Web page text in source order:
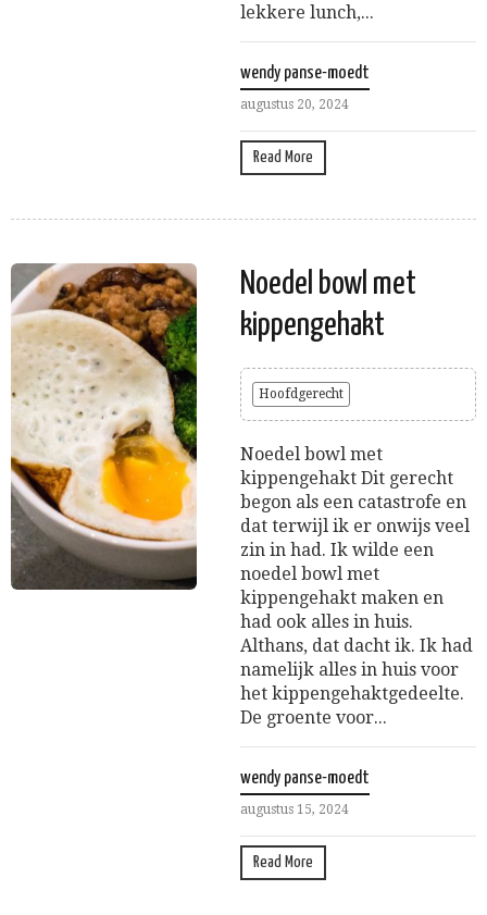
lekkere lunch,...
wendy panse-moedt
augustus 20, 2024
Read More
Noedel bowl met
kippengehakt
Hoofdgerecht
Noedel bowl met
kippengehakt Dit gerecht
begon als een catastrofe en
dat terwijl ik er onwijs veel
zin in had. Ik wilde een
noedel bowl met
kippengehakt maken en
had ook alles in huis.
Althans, dat dacht ik. Ik had
namelijk alles in huis voor
het kippengehaktgedeelte.
De groente voor...
wendy panse-moedt
augustus 15, 2024
Read More